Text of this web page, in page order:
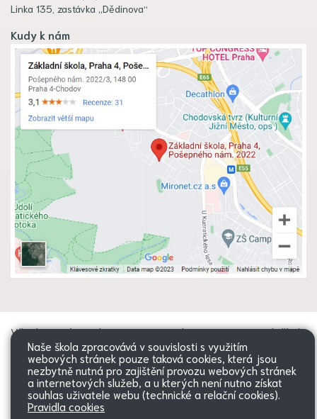
Linka 135, zastávka „Dědinova“
Kudy k nám
Všechna práva vyhrazena. Copyright
© 2026 |Mapa stránek|Přihlásit|
Přístupnost stránek|Pravidla
COOKIES
Web školy
Naše škola zpracovává v souvislosti s využitím
webových stránek pouze taková cookies, která jsou
nezbytně nutná pro zajištění provozu webových stránek
a internetových služeb, a u kterých není nutno získat
souhlas uživatele webu (technické a relační cookies).
Pravidla cookies